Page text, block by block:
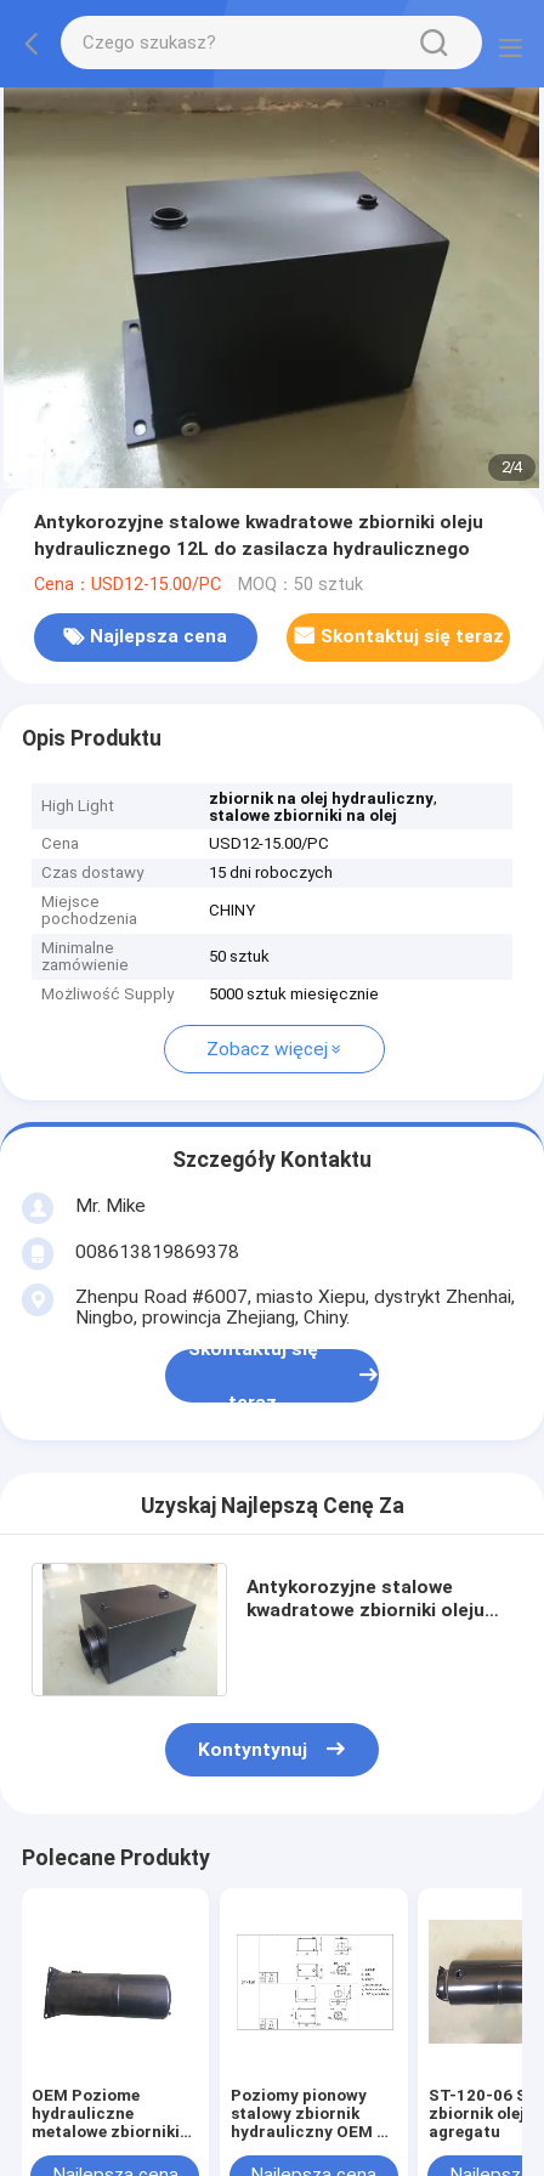
2/4
Antykorozyjne stalowe kwadratowe zbiorniki oleju
hydraulicznego 12L do zasilacza hydraulicznego
Cena：USD12-15.00/PC MOQ：50 sztuk
Najlepsza cena Skontaktuj się teraz
Opis Produktu
High Light zbiornik na olej hydrauliczny,
stalowe zbiorniki na olej
Cena
USD12-15.00/PC
Czas dostawy
15 dni roboczych
Miejsce
pochodzenia
CHINY
Minimalne
zamówienie
50 sztuk
Możliwość Supply 5000 sztuk miesięcznie
Zobacz więcej
Szczegóły Kontaktu
Mr. Mike
008613819869378
Zhenpu Road #6007, miasto Xiepu, dystrykt Zhenhai,
Ningbo, prowincja Zhejiang, Chiny.
Skontaktuj się
teraz
Uzyskaj Najlepszą Cenę Za
Antykorozyjne stalowe
kwadratowe zbiorniki oleju
Kontyntynuj
Polecane Produkty
OEM Poziome
hydrauliczne
metalowe zbiorniki
elektrowni
Poziomy pionowy
stalowy zbiornik
hydrauliczny OEM o
ST-120-06
zbiornik oleju
agregatu